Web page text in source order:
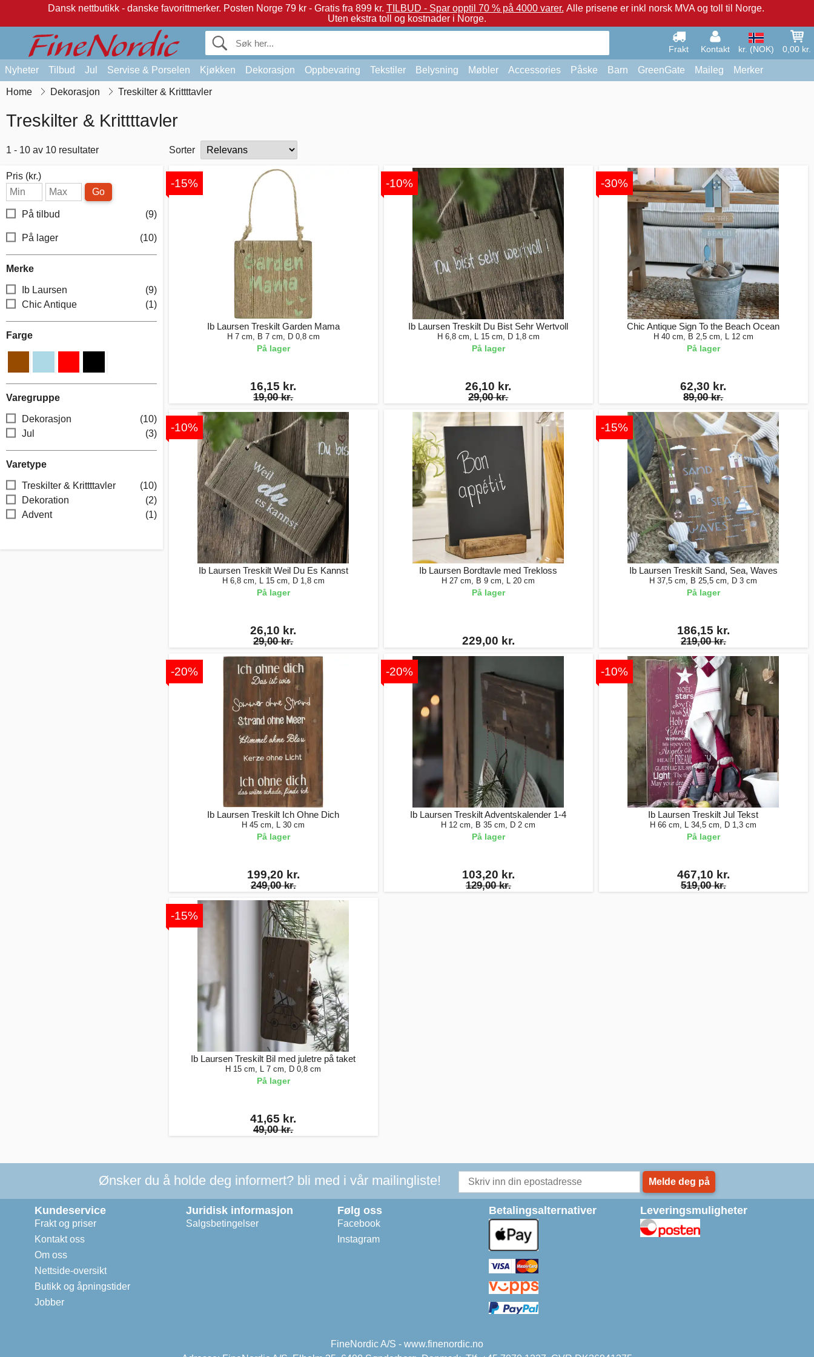
Dansk nettbutikk - danske favorittmerker. Posten Norge 79 kr - Gratis fra 899 kr. TILBUD - Spar opptil 70 % på 4000 varer. Alle prisene er inkl norsk MVA og toll til Norge.
Uten ekstra toll og kostnader i Norge.
Frakt Kontakt kr. (NOK) 0,00 kr.
Nyheter Tilbud Jul Servise & Porselen Kjøkken Dekorasjon Oppbevaring Tekstiler Belysning Møbler Accessories Påske Barn GreenGate Maileg Merker
Home Dekorasjon Treskilter & Krittttavler
Treskilter & Krittttavler
1 - 10 av 10 resultater Sorter
Pris (kr.)
Go
På tilbud (9)
På lager (10)
Merke
Ib Laursen
(9)
Chic Antique
(1)
Farge
Varegruppe
Dekorasjon
(10)
Jul
(3)
Varetype
Treskilter & Krittttavler
(10)
Dekoration
(2)
Advent
(1)
-15%
Ib Laursen Treskilt Garden Mama
H 7 cm, B 7 cm, D 0,8 cm
På lager
16,15 kr.
19,00 kr.
-10%
Ib Laursen Treskilt Du Bist Sehr Wertvoll
H 6,8 cm, L 15 cm, D 1,8 cm
På lager
26,10 kr.
29,00 kr.
-30%
Chic Antique Sign To the Beach Ocean
H 40 cm, B 2,5 cm, L 12 cm
På lager
62,30 kr.
89,00 kr.
-10%
Ib Laursen Treskilt Weil Du Es Kannst
H 6,8 cm, L 15 cm, D 1,8 cm
På lager
26,10 kr.
29,00 kr.
Ib Laursen Bordtavle med Trekloss
H 27 cm, B 9 cm, L 20 cm
På lager
229,00 kr.
-15%
Ib Laursen Treskilt Sand, Sea, Waves
H 37,5 cm, B 25,5 cm, D 3 cm
På lager
186,15 kr.
219,00 kr.
-20%
Ib Laursen Treskilt Ich Ohne Dich
H 45 cm, L 30 cm
På lager
199,20 kr.
249,00 kr.
-20%
Ib Laursen Treskilt Adventskalender 1-4
H 12 cm, B 35 cm, D 2 cm
På lager
103,20 kr.
129,00 kr.
-10%
Ib Laursen Treskilt Jul Tekst
H 66 cm, L 34,5 cm, D 1,3 cm
På lager
467,10 kr.
519,00 kr.
-15%
Ib Laursen Treskilt Bil med juletre på taket
H 15 cm, L 7 cm, D 0,8 cm
På lager
41,65 kr.
49,00 kr.
Ønsker du å holde deg informert? bli med i vår mailingliste! Melde deg på
Kundeservice
Frakt og priser
Kontakt oss
Om oss
Nettside-oversikt
Butikk og åpningstider
Jobber
Juridisk informasjon
Salgsbetingelser
Følg oss
Facebook
Instagram
Betalingsalternativer Leveringsmuligheter
FineNordic A/S - www.finenordic.no